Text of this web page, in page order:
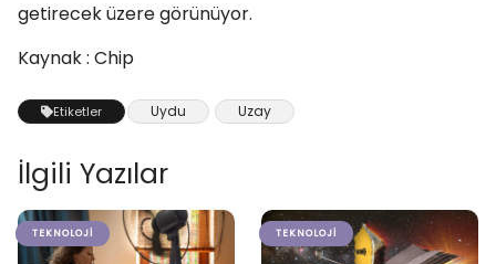
getirecek üzere görünüyor.
Kaynak : Chip
Etiketler Uydu Uzay
İlgili Yazılar
TEKNOLOJI TEKNOLOJI